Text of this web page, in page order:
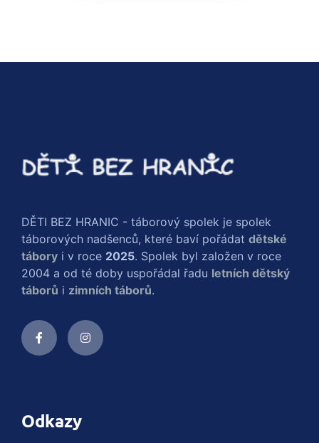
DĚTI BEZ HRANIC - táborový spolek je spolek
táborových nadšenců, které baví pořádat dětské
tábory i v roce 2025. Spolek byl založen v roce
2004 a od té doby uspořádal řadu letních dětský
táborů i zimních táborů.
Odkazy